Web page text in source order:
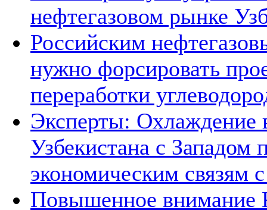
нефтегазовом рынке
Российским
нужно форсировать
переработки
Эксперты: Охлаждение
Узбекистана с
экономическим связям
Повышенное внимание